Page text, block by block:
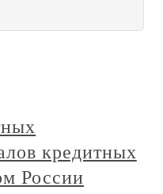
кредитных
России